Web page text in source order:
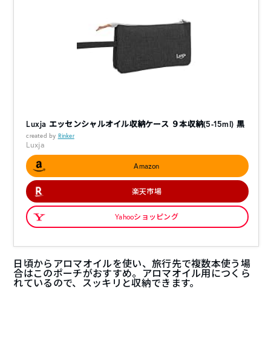
Luxja エッセンシャルオイル収納ケース ９本収納(5-15ml) 黒
created by Rinker
Luxja
Amazon
楽天市場
Yahooショッピング
日頃からアロマオイルを使い、旅行先で複数本使う場
合はこのポーチがおすすめ。アロマオイル用につくら
れているので、スッキリと収納できます。